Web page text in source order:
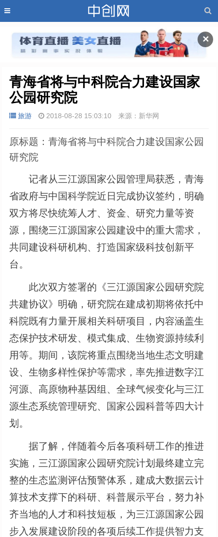
✕
青海省将与中科院合力建设国家
公园研究院
旅游 2018-08-28 15:03:10 来源：新华网
原标题：青海省将与中科院合力建设国家公园
研究院
记者从三江源国家公园管理局获悉，青海
省政府与中国科学院近日完成协议签约，明确
双方将尽快统筹人才、资金、研究力量等资
源，围绕三江源国家公园建设中的重大需求，
共同建设科研机构、打造国家级科技创新平
台。
此次双方签署的《三江源国家公园研究院
共建协议》明确，研究院在建成初期将依托中
科院既有力量开展相关科研项目，内容涵盖生
态保护技术研发、模式集成、生物资源持续利
用等。期间，该院将重点围绕当地生态文明建
设、生物多样性保护等需求，率先推进数字江
河源、高原物种基因组、全球气候变化与三江
源生态系统管理研究、国家公园科普等四大计
划。
据了解，伴随着今后各项科研工作的推进
实施，三江源国家公园研究院计划最终建立完
整的生态监测评估预警体系，建成大数据云计
算技术支撑下的科研、科普展示平台，努力补
齐当地的人才和科技短板，为三江源国家公园
步入发展建设阶段的各项后续工作提供智力支